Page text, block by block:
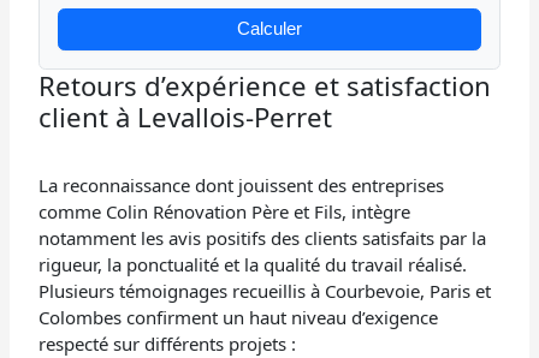
Calculer
Retours d’expérience et satisfaction
client à Levallois-Perret
La reconnaissance dont jouissent des entreprises
comme Colin Rénovation Père et Fils, intègre
notamment les avis positifs des clients satisfaits par la
rigueur, la ponctualité et la qualité du travail réalisé.
Plusieurs témoignages recueillis à Courbevoie, Paris et
Colombes confirment un haut niveau d’exigence
respecté sur différents projets :